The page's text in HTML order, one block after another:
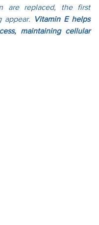
are replaced, the first
appear. Vitamin E helps
maintaining cellular